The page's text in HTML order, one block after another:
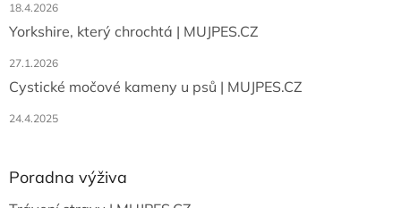
18.4.2026
Yorkshire, který chrochtá | MUJPES.CZ
27.1.2026
Cystické močové kameny u psů | MUJPES.CZ
24.4.2025
Poradna výživa